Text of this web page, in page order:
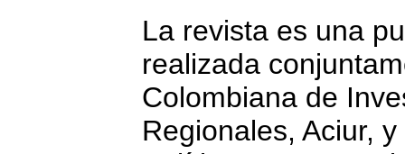
La revista es una
realizada
Colombiana de
Regionales, Aciur,